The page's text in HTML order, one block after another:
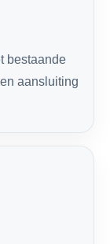
bestaande
aansluiting